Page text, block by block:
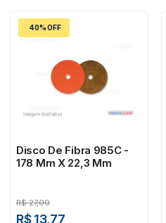
40% OFF
Disco De Fibra 985C -
178 Mm X 22,3 Mm
R$ 27,00
R$ 13,77